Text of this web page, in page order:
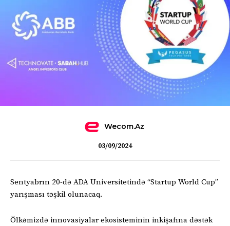
Wecom.az
03/09/2024
Sentyabrın 20-də ADA Universitetində “Startup World Cup”
yarışması təşkil olunacaq.
Ölkəmizdə innovasiyalar ekosisteminin inkişafına dəstək